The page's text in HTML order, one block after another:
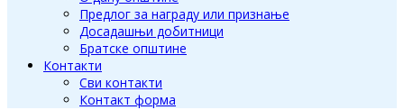
Предлог за награду или признање
Досадашњи добитници
Братске општине
Контакти
Сви контакти
Контакт форма